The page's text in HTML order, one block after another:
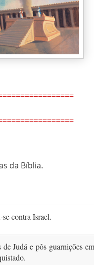
da Bíblia.
contra Israel.
Judá e pôs guarnições